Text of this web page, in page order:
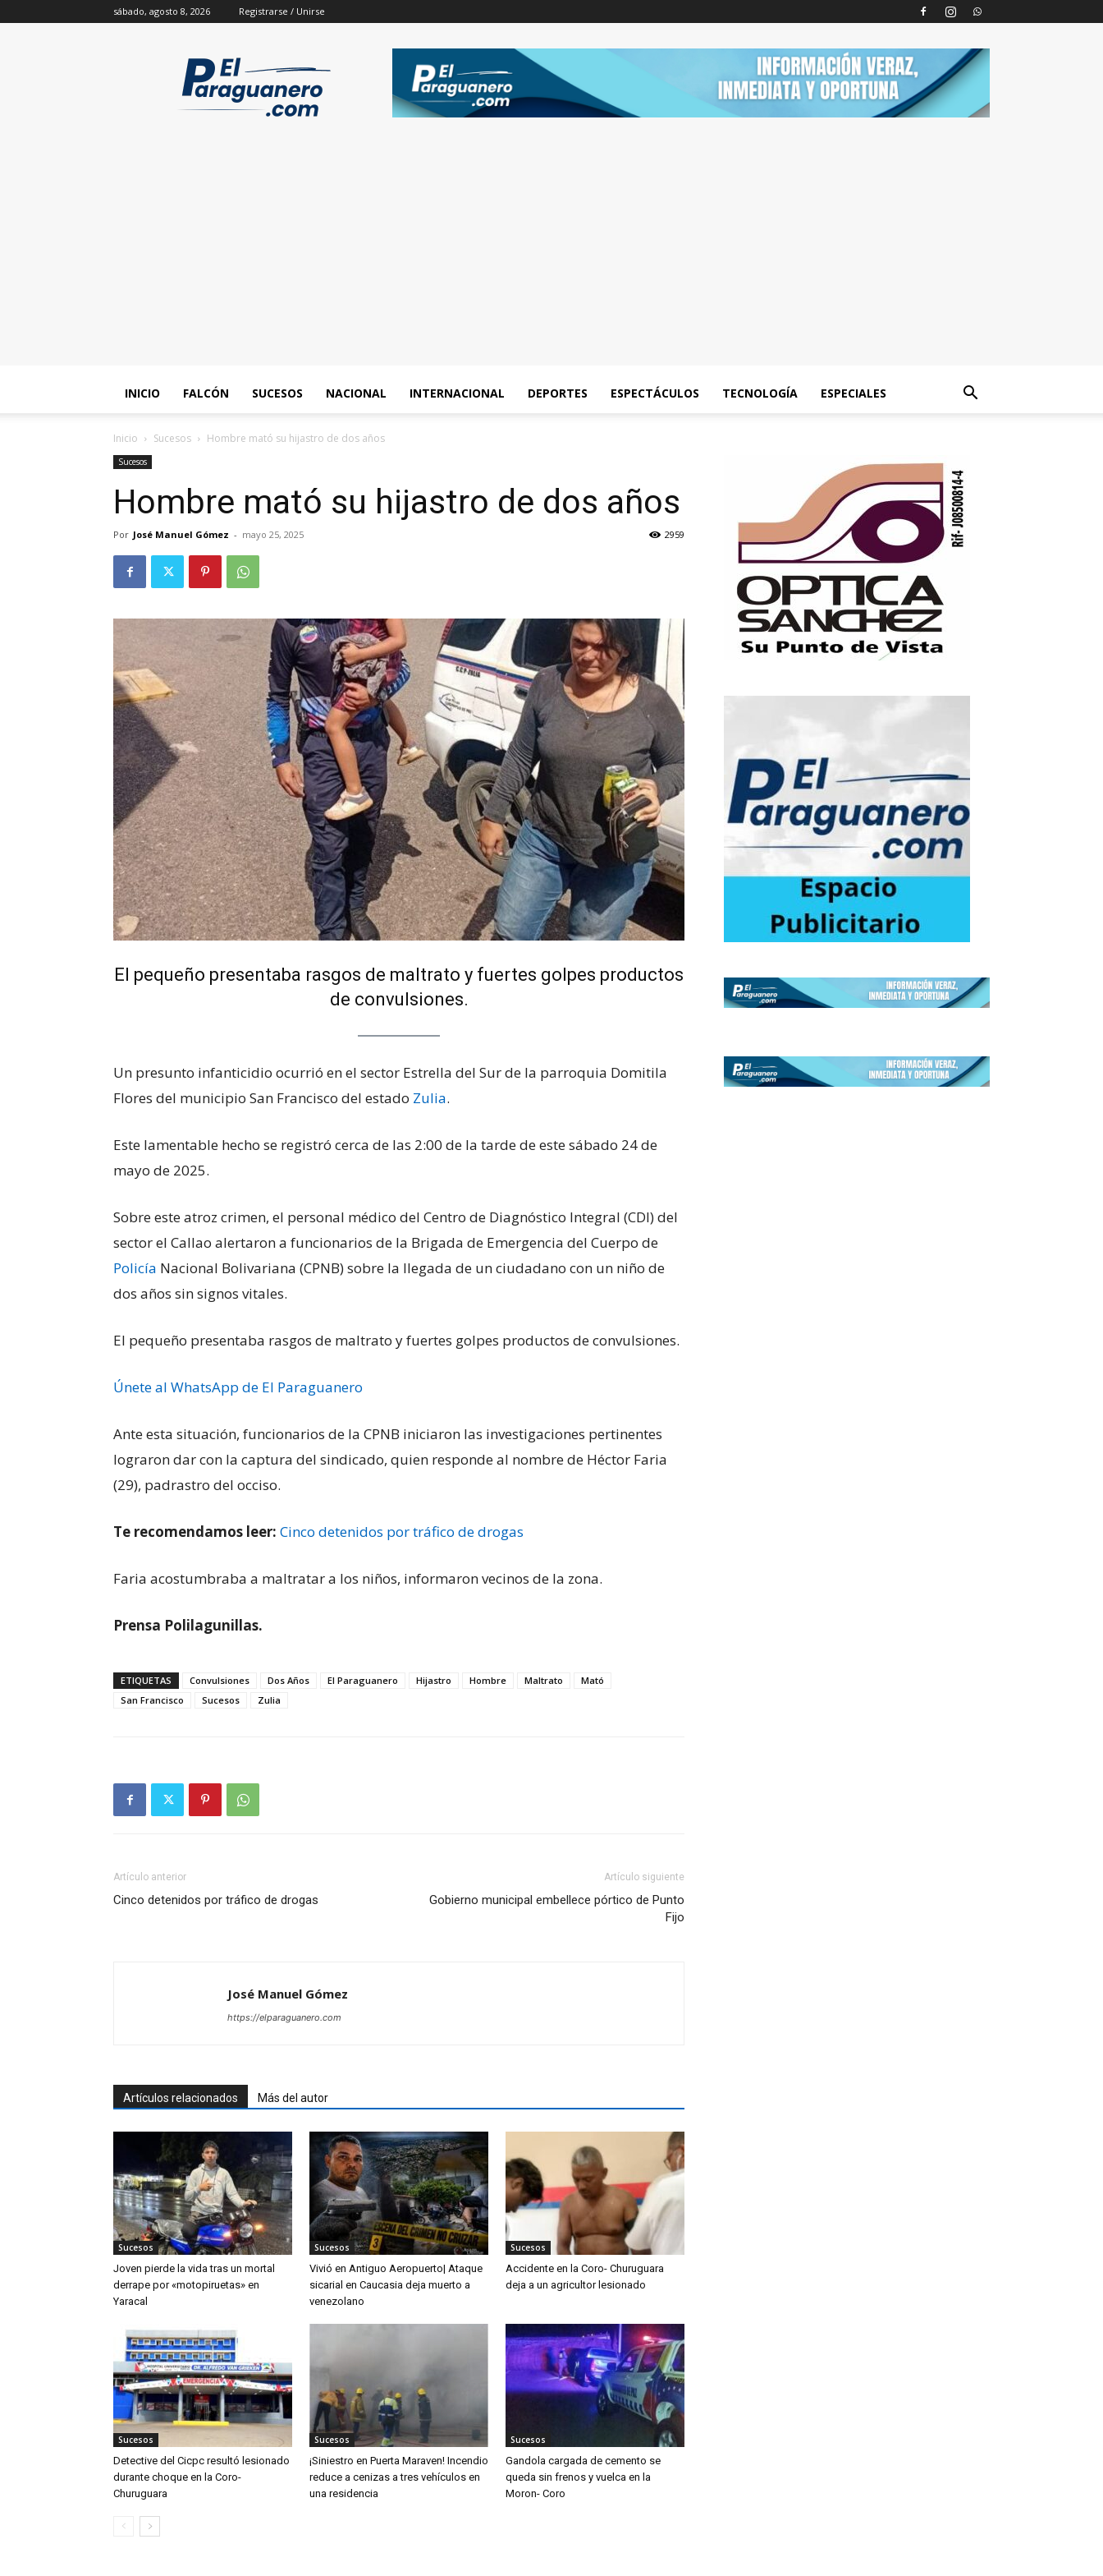
sábado, agosto 8, 2026 Registrarse / Unirse
INICIO FALCÓN SUCESOS NACIONAL INTERNACIONAL DEPORTES ESPECTÁCULOS TECNOLOGÍA ESPECIALES
Inicio Sucesos Hombre mató su hijastro de dos años
Sucesos
Hombre mató su hijastro de dos años
Por José Manuel Gómez - mayo 25, 2025 2959
El pequeño presentaba rasgos de maltrato y fuertes golpes productos
de convulsiones.
Un presunto infanticidio ocurrió en el sector Estrella del Sur de la parroquia Domitila
Flores del municipio San Francisco del estado Zulia.
Este lamentable hecho se registró cerca de las 2:00 de la tarde de este sábado 24 de
mayo de 2025.
Sobre este atroz crimen, el personal médico del Centro de Diagnóstico Integral (CDI) del
sector el Callao alertaron a funcionarios de la Brigada de Emergencia del Cuerpo de
Policía Nacional Bolivariana (CPNB) sobre la llegada de un ciudadano con un niño de
dos años sin signos vitales.
El pequeño presentaba rasgos de maltrato y fuertes golpes productos de convulsiones.
Únete al WhatsApp de El Paraguanero
Ante esta situación, funcionarios de la CPNB iniciaron las investigaciones pertinentes
lograron dar con la captura del sindicado, quien responde al nombre de Héctor Faria
(29), padrastro del occiso.
Te recomendamos leer: Cinco detenidos por tráfico de drogas
Faria acostumbraba a maltratar a los niños, informaron vecinos de la zona.
Prensa Polilagunillas.
ETIQUETAS Convulsiones Dos Años El Paraguanero Hijastro Hombre Maltrato
Mató
San Francisco
Sucesos Zulia
Artículo anterior
Cinco detenidos por tráfico de drogas
Artículo siguiente
Gobierno municipal embellece pórtico de Punto
Fijo
José Manuel Gómez
https://elparaguanero.com
Artículos relacionados Más del autor
Sucesos
Joven pierde la vida tras un mortal
derrape por «motopiruetas» en
Yaracal
Sucesos
Vivió en Antiguo Aeropuerto| Ataque
sicarial en Caucasia deja muerto a
venezolano
Sucesos
Accidente en la Coro- Churuguara
deja a un agricultor lesionado
Sucesos
Detective del Cicpc resultó lesionado
durante choque en la Coro-
Churuguara
Sucesos
¡Siniestro en Puerta Maraven! Incendio
reduce a cenizas a tres vehículos en
una residencia
Sucesos
Gandola cargada de cemento se
queda sin frenos y vuelca en la
Moron- Coro